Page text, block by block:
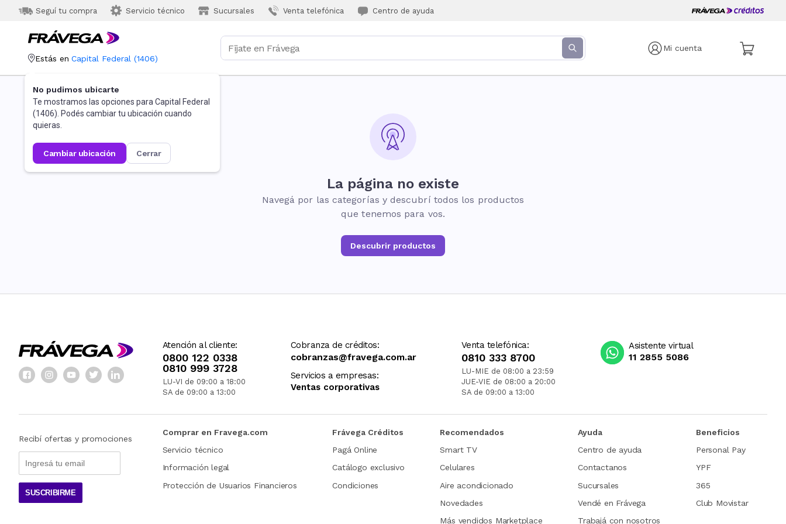
Seguí tu compra Servicio técnico Sucursales Venta telefónica Centro de ayuda
Mi cuenta
Estás en Capital Federal (1406)
No pudimos ubicarte
Te mostramos las opciones para Capital Federal
(1406). Podés cambiar tu ubicación cuando
quieras.
cambiar ubicación cerrar
La página no existe
Navegá por las categorías y descubrí todos los productos
que tenemos para vos.
Descubrir productos
Atención al cliente:
0800 122 0338
0810 999 3728
LU-VI de 09:00 a 18:00
SA de 09:00 a 13:00
Cobranza de créditos:
cobranzas@fravega.com.ar
Servicios a empresas:
Ventas corporativas
Venta telefónica:
0810 333 8700
LU-MIE de 08:00 a 23:59
JUE-VIE de 08:00 a 20:00
SA de 09:00 a 13:00
Asistente virtual
11 2855 5086
Recibí ofertas y promociones
SUSCRIBIRME
Comprar en Fravega.com
Servicio técnico
Información legal
Protección de Usuarios Financieros
Frávega Créditos
Pagá Online
Catálogo exclusivo
Condiciones
Recomendados
Smart TV
Celulares
Aire acondicionado
Novedades
Más vendidos Marketplace
Ayuda
Centro de ayuda
Contactanos
Sucursales
Vendé en Frávega
Trabajá con nosotros
Beneficios
Personal Pay
YPF
365
Club Movistar